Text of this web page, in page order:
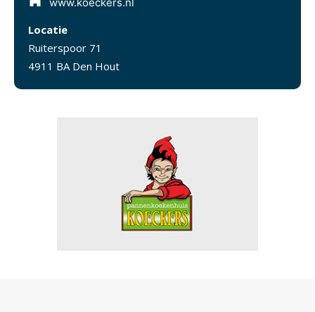
Locatie
Ruiterspoor 71
4911 BA Den Hout